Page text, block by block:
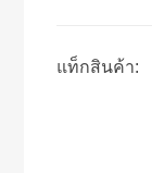
แท็กสินค้า: